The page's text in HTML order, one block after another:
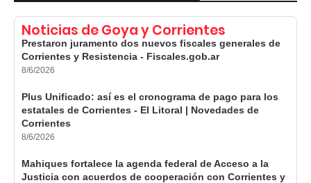
Noticias de Goya y Corrientes
Prestaron juramento dos nuevos fiscales generales de
Corrientes y Resistencia - Fiscales.gob.ar
8/6/2026
Plus Unificado: así es el cronograma de pago para los
estatales de Corrientes - El Litoral | Novedades de
Corrientes
8/6/2026
Mahiques fortalece la agenda federal de Acceso a la
Justicia con acuerdos de cooperación con Corrientes y